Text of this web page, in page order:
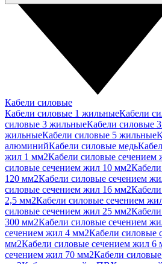
Кабели силовые
Кабели силовые 1 жильныеКабели
силовые 3 жильныеКабели силовые
жильныеКабели силовые 5 жильные
алюминийКабели силовые медь
жил 1 мм2Кабели силовые сечением
силовые сечением жил 10 мм2
120 мм2Кабели силовые сечением
силовые сечением жил 16 мм2
2,5 мм2Кабели силовые сечением
силовые сечением жил 25 мм2
300 мм2Кабели силовые сечением
сечением жил 4 мм2Кабели силовые
мм2Кабели силовые сечением жил 6
сечением жил 70 мм2Кабели